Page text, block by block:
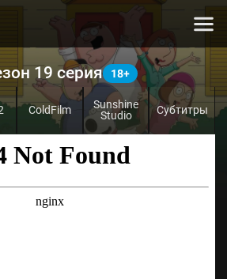
19 серия
ColdFilm
Sunshine
Studio
Субтитры